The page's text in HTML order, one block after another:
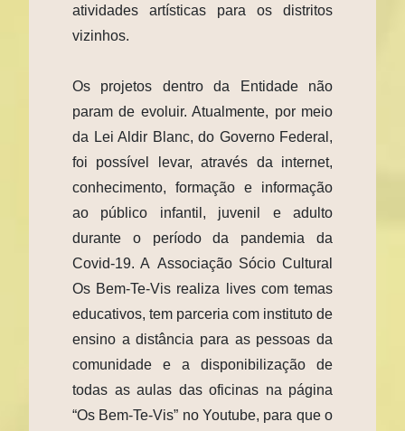
atividades artísticas para os distritos
vizinhos.
Os projetos dentro da Entidade não
param de evoluir. Atualmente, por meio
da Lei Aldir Blanc, do Governo Federal,
foi possível levar, através da internet,
conhecimento, formação e informação
ao público infantil, juvenil e adulto
durante o período da pandemia da
Covid-19. A Associação Sócio Cultural
Os Bem-Te-Vis realiza lives com temas
educativos, tem parceria com instituto de
ensino a distância para as pessoas da
comunidade e a disponibilização de
todas as aulas das oficinas na página
“Os Bem-Te-Vis” no Youtube, para que o